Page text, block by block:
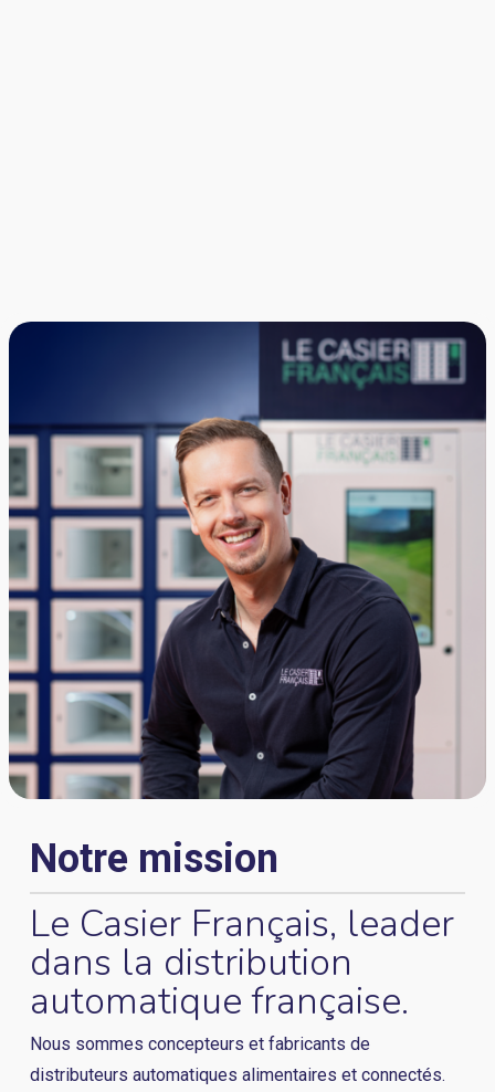
Notre mission
Le Casier Français, leader
dans la distribution
automatique française.
Nous sommes concepteurs et fabricants de
distributeurs automatiques alimentaires et connectés.